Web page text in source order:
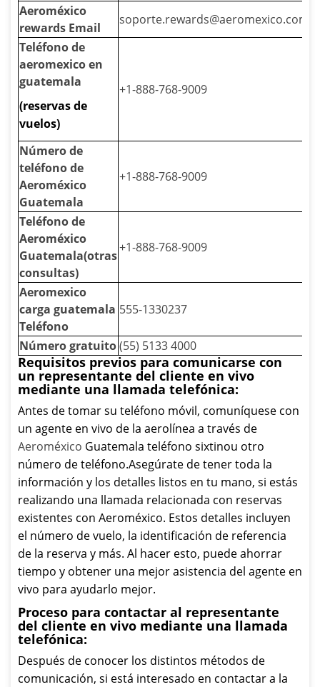
Aeroméxico
rewards Email
soporte.rewards@aeromexico.com
Teléfono de
aeromexico en
guatemala
(reservas de
vuelos)
+1-888-768-9009
Número de
teléfono de
Aeroméxico
Guatemala
+1-888-768-9009
Teléfono de
Aeroméxico
Guatemala(otras
consultas)
+1-888-768-9009
Aeromexico
carga guatemala
Teléfono
555-1330237
Número gratuito(55) 5133 4000
Requisitos previos para comunicarse con
un representante del cliente en vivo
mediante una llamada telefónica:
Antes de tomar su teléfono móvil, comuníquese con
un agente en vivo de la aerolínea a través de
Aeroméxico Guatemala teléfono sixtinou otro
número de teléfono.Asegúrate de tener toda la
información y los detalles listos en tu mano, si estás
realizando una llamada relacionada con reservas
existentes con Aeroméxico. Estos detalles incluyen
el número de vuelo, la identificación de referencia
de la reserva y más. Al hacer esto, puede ahorrar
tiempo y obtener una mejor asistencia del agente en
vivo para ayudarlo mejor.
Proceso para contactar al representante
del cliente en vivo mediante una llamada
telefónica:
Después de conocer los distintos métodos de
comunicación, si está interesado en contactar a la